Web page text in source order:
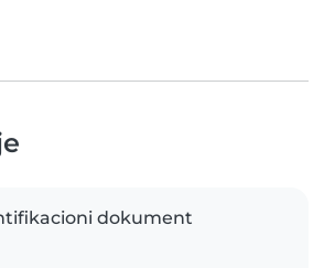
dokument